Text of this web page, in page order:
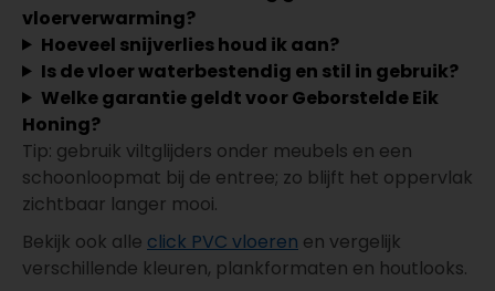
vloerverwarming?
Hoeveel snijverlies houd ik aan?
Is de vloer waterbestendig en stil in gebruik?
Welke garantie geldt voor Geborstelde Eik
Honing?
Tip: gebruik viltglijders onder meubels en een
schoonloopmat bij de entree; zo blijft het oppervlak
zichtbaar langer mooi.
Bekijk ook alle click PVC vloeren en vergelijk
verschillende kleuren, plankformaten en houtlooks.